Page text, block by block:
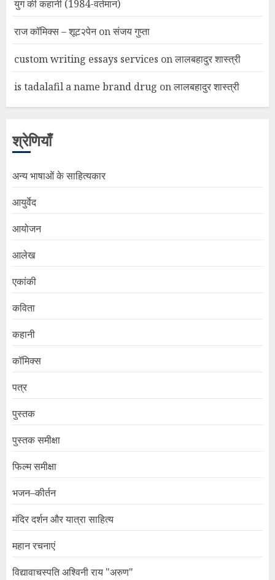
युग की कहानी (1984-वर्तमान)
राज कॉमिक्स – शूट२पेनonसंजय गुप्ता
custom writing essays services onलालबहादुर शास्त्री
is tadalafil a name brand drug onलालबहादुर शास्त्री
श्रेणियाँ
अन्य भाषाओं के साहित्यकार
आयुर्वेद
आयोजन
आलेख
एकांकी
कविता
कहानी
कॉमिक्स
पत्र
पुस्तक
पुस्तक समीक्षा
फिल्म समीक्षा
भजन–कीर्तन
मंदिर दर्शन और यात्रा साहित्य
महान रचनाएं
विद्यावाचस्पति अश्विनी राय "अरुण"